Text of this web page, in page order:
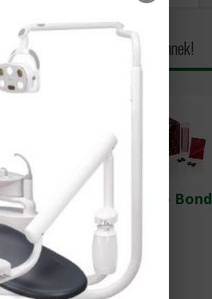
amik érdekesek lehetnek önnek!
GC G-Premio Bond
MEGNÉZEM